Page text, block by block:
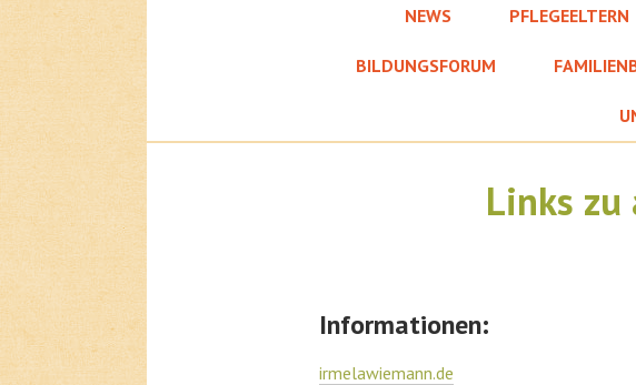
NEWS PFLEGEELTERN
BILDUNGSFORUM
Links zu
Informationen:
irmelawiemann.de